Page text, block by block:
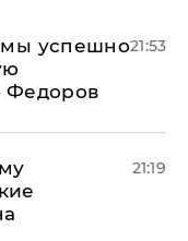
мы успешно
Федоров
21:53
21:19